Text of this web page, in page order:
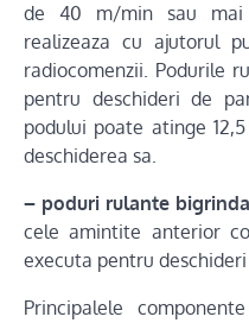
de 40 m/min sau mai
realizeaza cu ajutorul
radiocomenzii. Podurile
pentru deschideri de
podului poate atinge
deschiderea sa.
– poduri rulante
cele amintite anterior
executa pentru
Principalele